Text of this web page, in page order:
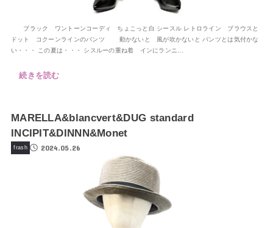
ブラック ワントーンコーディ ちょこっと白 シースル レトロライン ブラウスと
ドット コクーンラインのバンツ 動かないと 風が吹かないと パンツとは気付かな
い・・・ この夏は・・・ シスルーの重ね着 インにランニ...
続きを読む
MARELLA&blancvert&DUG standard
INCIPIT&DINNN&Monet
frash 2024.05.26